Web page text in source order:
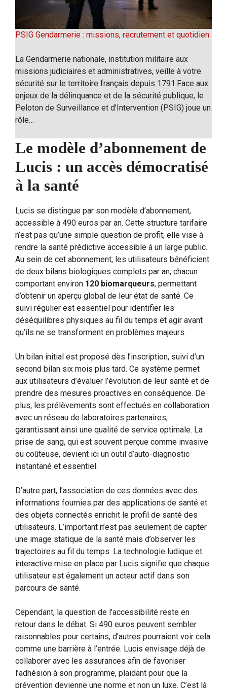
PSIG Gendarmerie : missions, recrutement et quotidien
La Gendarmerie nationale, institution militaire aux
missions judiciaires et administratives, veille à votre
sécurité sur le territoire français depuis 1791.Face aux
enjeux de la délinquance et de la sécurité publique, le
Peloton de Surveillance et d’Intervention (PSIG) joue un
rôle…
Le modèle d’abonnement de
Lucis : un accès démocratisé
à la santé
Lucis se distingue par son modèle d’abonnement,
accessible à 490 euros par an. Cette structure tarifaire
n’est pas qu’une simple question de profit; elle vise à
rendre la santé prédictive accessible à un large public.
Au sein de cet abonnement, les utilisateurs bénéficient
de deux bilans biologiques complets par an, chacun
comportant environ 120 biomarqueurs, permettant
d’obtenir un aperçu global de leur état de santé. Ce
suivi régulier est essentiel pour identifier les
déséquilibres physiques au fil du temps et agir avant
qu’ils ne se transforment en problèmes majeurs.
Un bilan initial est proposé dès l’inscription, suivi d’un
second bilan six mois plus tard. Ce système permet
aux utilisateurs d’évaluer l’évolution de leur santé et de
prendre des mesures proactives en conséquence. De
plus, les prélèvements sont effectués en collaboration
avec un réseau de laboratoires partenaires,
garantissant ainsi une qualité de service optimale. La
prise de sang, qui est souvent perçue comme invasive
ou coûteuse, devient ici un outil d’auto-diagnostic
instantané et essentiel.
D’autre part, l’association de ces données avec des
informations fournies par des applications de santé et
des objets connectés enrichit le profil de santé des
utilisateurs. L’important n’est pas seulement de capter
une image statique de la santé mais d’observer les
trajectoires au fil du temps. La technologie ludique et
interactive mise en place par Lucis signifie que chaque
utilisateur est également un acteur actif dans son
parcours de santé.
Cependant, la question de l’accessibilité reste en
retour dans le débat. Si 490 euros peuvent sembler
raisonnables pour certains, d’autres pourraient voir cela
comme une barrière à l’entrée. Lucis envisage déjà de
collaborer avec les assurances afin de favoriser
l’adhésion à son programme, plaidant pour que la
prévention devienne une norme et non un luxe. C’est là